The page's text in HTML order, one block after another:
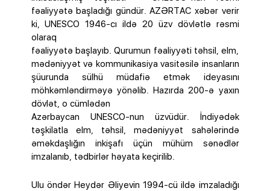
fəaliyyətə başladığı gündür. AZƏRTAC xəbər verir
ki, UNESCO 1946-cı ildə 20 üzv dövlətlə rəsmi
olaraq
fəaliyyətə başlayıb. Qurumun fəaliyyəti təhsil, elm,
mədəniyyət və kommunikasiya vasitəsilə insanların
şüurunda sülhü müdafiə etmək ideyasını
möhkəmləndirməyə yönəlib. Hazırda 200-ə yaxın
dövlət, o cümlədən
Azərbaycan UNESCO-nun üzvüdür. İndiyədək
təşkilatla elm, təhsil, mədəniyyət sahələrində
əməkdaşlığın inkişafı üçün mühüm sənədlər
imzalanıb, tədbirlər həyata keçirilib.
Ulu öndər Heydər Əliyevin 1994-cü ildə imzaladığı